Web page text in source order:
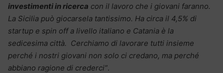
investimenti in ricerca con il lavoro che i giovani faranno.
La Sicilia può giocarsela tantissimo. Ha circa il 4,5% di
startup e spin off a livello italiano e Catania è la
sedicesima città. Cerchiamo di lavorare tutti insieme
perché i nostri giovani non solo ci credano, ma perché
abbiano ragione di crederci”.